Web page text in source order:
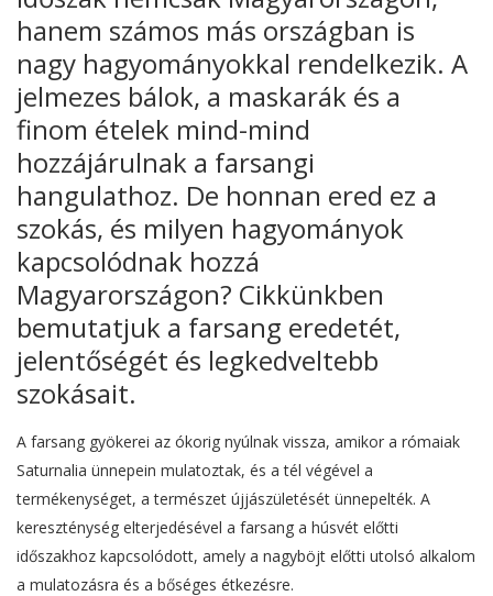
hanem számos más országban is
nagy hagyományokkal rendelkezik. A
jelmezes bálok, a maskarák és a
finom ételek mind-mind
hozzájárulnak a farsangi
hangulathoz. De honnan ered ez a
szokás, és milyen hagyományok
kapcsolódnak hozzá
Magyarországon? Cikkünkben
bemutatjuk a farsang eredetét,
jelentőségét és legkedveltebb
szokásait.
A farsang gyökerei az ókorig nyúlnak vissza, amikor a rómaiak
Saturnalia ünnepein mulatoztak, és a tél végével a
termékenységet, a természet újjászületését ünnepelték. A
kereszténység elterjedésével a farsang a húsvét előtti
időszakhoz kapcsolódott, amely a nagyböjt előtti utolsó alkalom
a mulatozásra és a bőséges étkezésre.